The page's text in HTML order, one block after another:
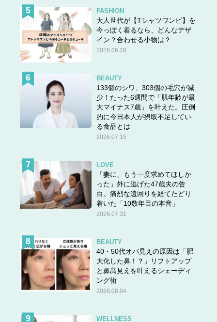
FASHION
大人世代が【Tシャツワンピ】を
今っぽく着るなら、どんなデザ
イン？合わせる小物は？
2026.06.28
BEAUTY
133個のシワ、303個の毛穴が減
少！たった6週間で「肌年齢が最
大マイナス7歳」を叶えた。圧倒
的に今日本人が摂取不足してい
る食品とは
2026.07.15
LOVE
「妻に、もう一度求めてほしか
った」外に逃げた47歳夫の告
白。痛烈な遠回りを経てたどり
着いた「10数年目の本音」
2026.07.31
BEAUTY
40・50代オバ見えの原因は「肥
大化した鼻！？」リフトアップ
と鼻高見えを叶えるシェーディ
ング術
2026.08.04
WELLNESS